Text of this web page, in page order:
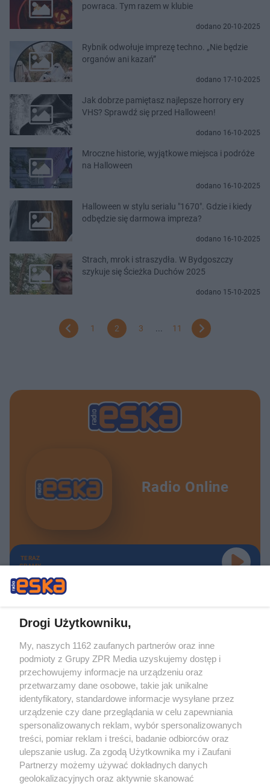
powraca. Tym razem w klubie
dodano 20-10-2025
Rybnik odwołuje imprezę techno. „Nie będzie
organów ani kazań”
dodano 17-10-2025
Jak dobrze pamiętasz najlepsze horrory ery
VHS? Sprawdź się przed Halloween!
dodano 16-10-2025
Mroczne historie, wyjątkowe miejsca i podróże
na Halloween
dodano 16-10-2025
Halloween w stylu serialu "1670". Gdzie i kiedy
odbędzie się darmowa impreza?
dodano 16-10-2025
Strach, mrok i straszydła. W Bydgoszczy
szykuje się Ścieżka Duchów 2025
dodano 15-10-2025
1 2 3 ... 11
Radio Online
TERAZ
GRAMY
Żaden utwór zamieszczony w serwisie nie może być powielany i
rozpowszechniany lub dalej rozpowszechniany w jakikolwiek sposób (w
tym także elektroniczny lub mechaniczny) na jakimkolwiek polu
eksploatacji w jakiejkolwiek formie, włącznie z umieszczaniem w Internecie
bez pisemnej zgody właściciela praw. Jakiekolwiek użycie lub
wykorzystanie utworów w całości lub w części z naruszeniem prawa, tzn.
bez właściwej zgody, jest zabronione pod groźbą kary i może być ścigane
prawnie.
Drogi Użytkowniku,
My, naszych 1162 zaufanych partnerów oraz inne
podmioty z Grupy ZPR Media uzyskujemy dostęp i
przechowujemy informacje na urządzeniu oraz
przetwarzamy dane osobowe, takie jak unikalne
identyfikatory, standardowe informacje wysyłane przez
urządzenie czy dane przeglądania w celu zapewniania
spersonalizowanych reklam, wybór spersonalizowanych
treści, pomiar reklam i treści, badanie odbiorców oraz
ulepszanie usług. Za zgodą Użytkownika my i Zaufani
Partnerzy możemy używać dokładnych danych
geolokalizacyjnych oraz aktywnie skanować